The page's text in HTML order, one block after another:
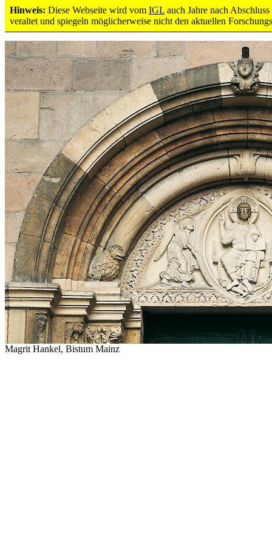
Das Tympanon des Marktportals
Magrit Hankel, Bistum Mainz
Hinweis: Diese Webseite wird vom IGL auch Jahre nach
veraltet und spiegeln möglicherweise nicht den aktuellen